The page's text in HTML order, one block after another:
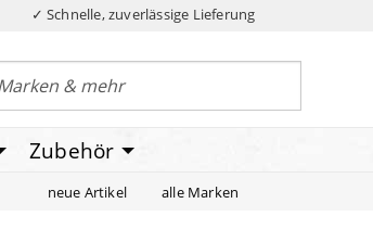
✓ Schnelle, zuverlässige Lieferung
Zubehör
neue Artikel alle Marken